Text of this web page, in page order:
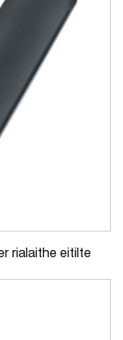
rialaithe eitilte